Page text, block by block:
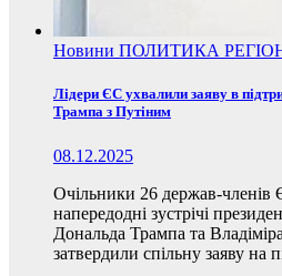
Новини ПОЛИТИКА
Лідери ЄС ухвалили заяву в
Трампа з Путіним
08.12.2025
Очільники 26 держав-членів
напередодні зустрічі
Дональда Трампа та
затвердили спільну заяву на